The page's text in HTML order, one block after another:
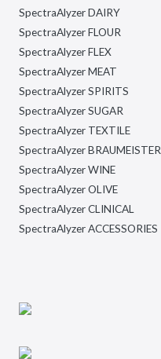
SpectraAlyzer DAIRY
SpectraAlyzer FLOUR
SpectraAlyzer FLEX
SpectraAlyzer MEAT
SpectraAlyzer SPIRITS
SpectraAlyzer SUGAR
SpectraAlyzer TEXTILE
SpectraAlyzer BRAUMEISTER
SpectraAlyzer WINE
SpectraAlyzer OLIVE
SpectraAlyzer CLINICAL
SpectraAlyzer ACCESSORIES